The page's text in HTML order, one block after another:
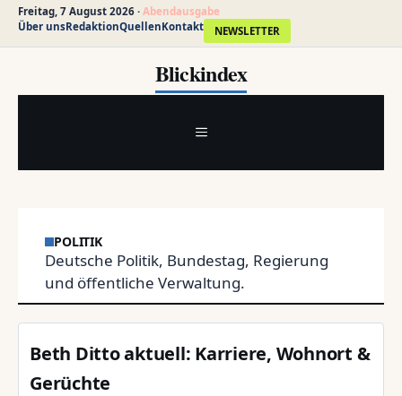
Freitag, 7 August 2026 · Abendausgabe
Über unsRedaktionQuellenKontakt NEWSLETTER
springen
Blickindex
MENÜ
POLITIK
Deutsche Politik, Bundestag, Regierung
und öffentliche Verwaltung.
Beth Ditto aktuell: Karriere, Wohnort &
Gerüchte